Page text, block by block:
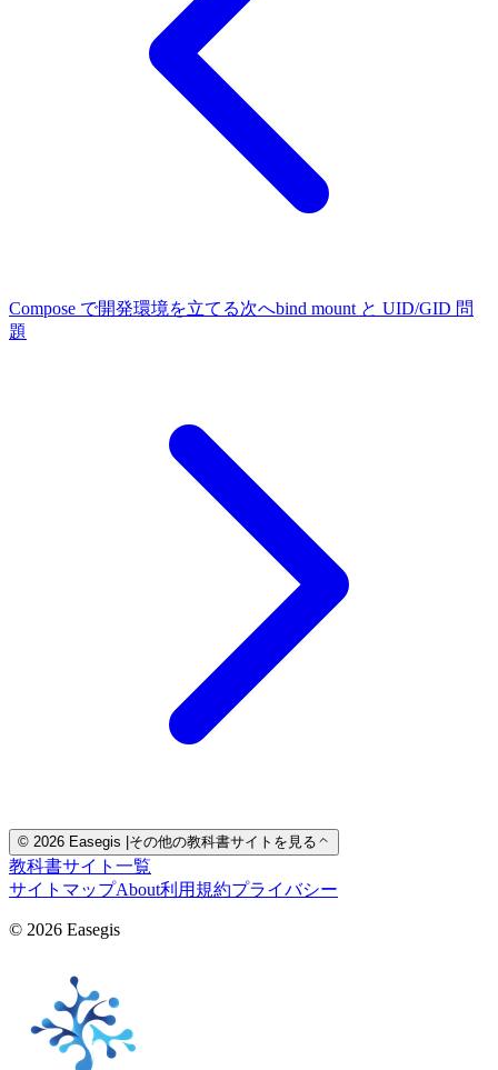
Compose で開発環境を立てる次へbind mount と UID/GID 問
題
© 2026 Easegis |その他の教科書サイトを見る
教科書サイト一覧
サイトマップAbout利用規約プライバシー
© 2026 Easegis